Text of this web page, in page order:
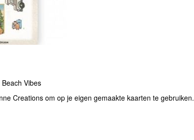
Vibes
Creations om op je eigen gemaakte kaarten te gebruiken.